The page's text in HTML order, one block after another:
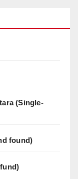
(Single-
found)